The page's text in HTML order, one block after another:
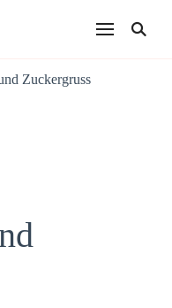
Zuckergruss